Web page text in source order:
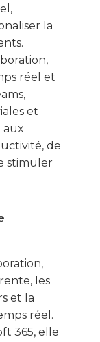
la
réel et
et
aux
de
stimuler
les
et la
réel.
365, elle